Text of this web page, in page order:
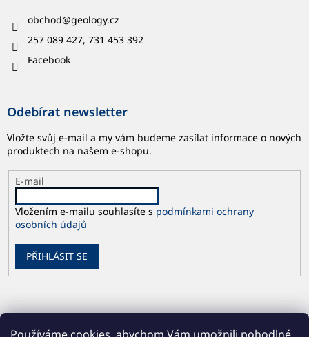
obchod@geology.cz
257 089 427, 731 453 392
Facebook
Odebírat newsletter
Vložte svůj e-mail a my vám budeme zasílat informace o nových
produktech na našem e-shopu.
E-mail
Vložením e-mailu souhlasíte s podmínkami ochrany
osobních údajů
PŘIHLÁSIT SE